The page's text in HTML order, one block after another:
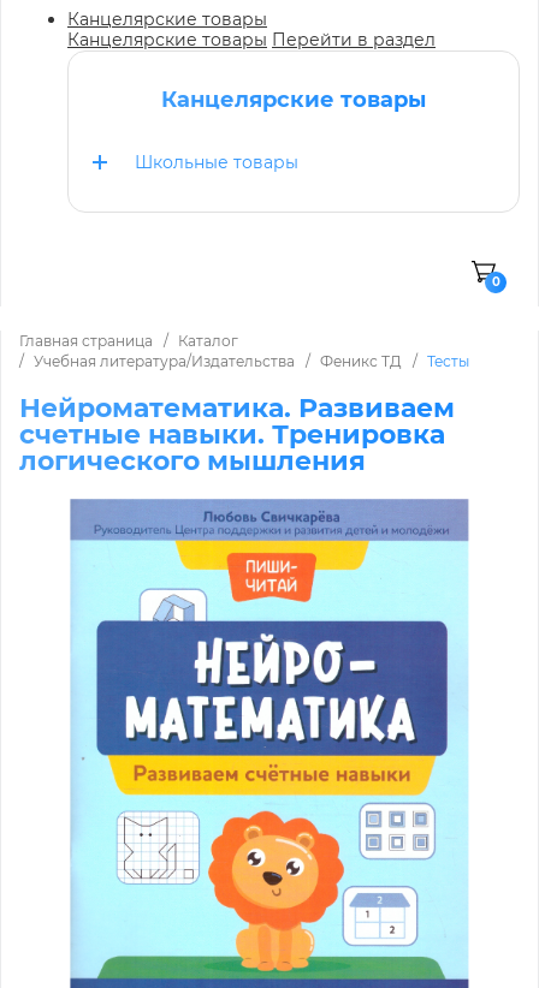
Канцелярские товары
Канцелярские товары Перейти в раздел
Канцелярские товары
Школьные товары
0
Главная страница
Каталог
Учебная литература/Издательства
Феникс ТД Тесты
Нейроматематика. Развиваем
счетные навыки. Тренировка
логического мышления